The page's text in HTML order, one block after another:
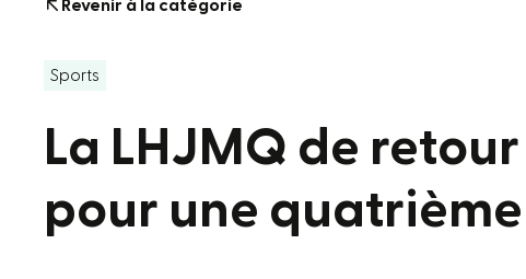
Revenir à la catégorie
Sports
La LHJMQ de
pour une